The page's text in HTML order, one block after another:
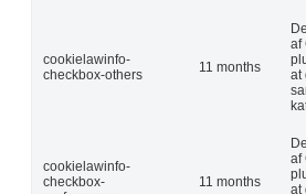
cookielawinfo-
checkbox-others
11 months
af
at
cookielawinfo-
checkbox-
11 months
af
at